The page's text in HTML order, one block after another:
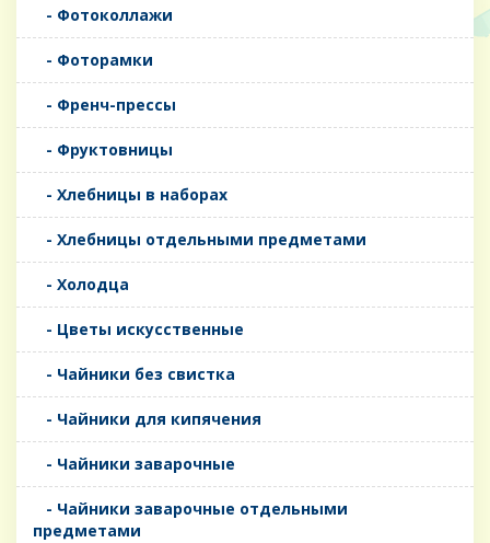
- Фотоколлажи
- Фоторамки
- Френч-прессы
- Фруктовницы
- Хлебницы в наборах
- Хлебницы отдельными предметами
- Холодца
- Цветы искусственные
- Чайники без свистка
- Чайники для кипячения
- Чайники заварочные
- Чайники заварочные отдельными
предметами